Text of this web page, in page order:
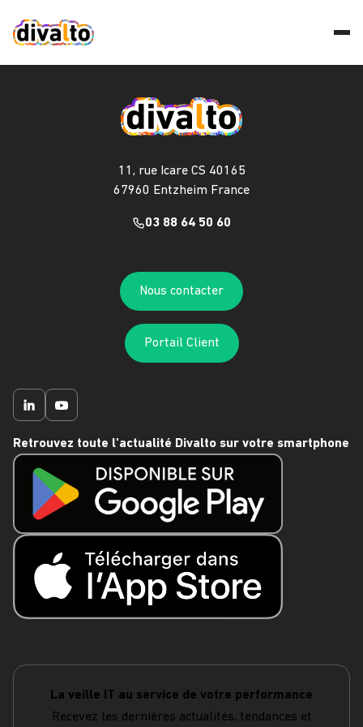
11, rue Icare CS 40165
67960 Entzheim France
03 88 64 50 60
Nous contacter
Portail Client
Retrouvez toute l'actualité Divalto sur votre smartphone
La veille IT au service de votre performance
Recevez les dernières actualités, tendances et